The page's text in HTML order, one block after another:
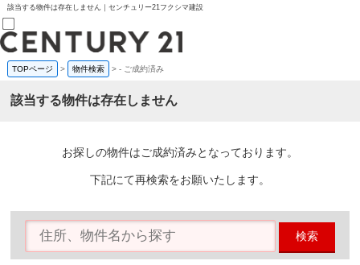
該当する物件は存在しません｜センチュリー21フクシマ建設
売買部
0120-800-844
賃貸部
会員メニュー
物件を探す
購入TOP
条件から探す
TOPページ > 物件検索 >- ご成約済み
該当する物件は存在しません
お探しの物件はご成約済みとなっております。
下記にて再検索をお願いたします。
検索